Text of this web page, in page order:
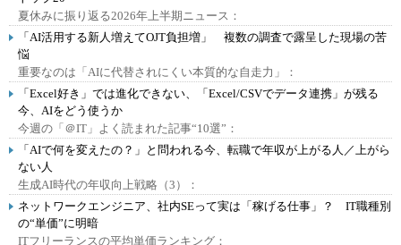
夏休みに振り返る2026年上半期ニュース：
「AI活用する新人増えてOJT負担増」 複数の調査で露呈した現場の苦
悩
重要なのは「AIに代替されにくい本質的な自走力」：
「Excel好き」では進化できない、「Excel/CSVでデータ連携」が残る
今、AIをどう使うか
今週の「＠IT」よく読まれた記事“10選”：
「AIで何を変えたの？」と問われる今、転職で年収が上がる人／上がら
ない人
生成AI時代の年収向上戦略（3）：
ネットワークエンジニア、社内SEって実は「稼げる仕事」？ IT職種別
の“単価”に明暗
ITフリーランスの平均単価ランキング：